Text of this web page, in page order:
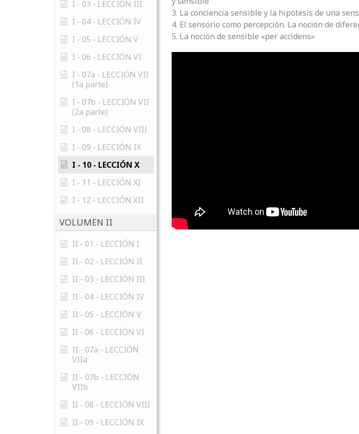
I - 03 - LECCIÓN III
I - 04 - LECCIÓN IV
I - 05 - LECCIÓN V
I - 06 - LECCIÓN VI
I - 07a - LECCIÓN VII
(1a parte)
I - 07b - LECCIÓN VII
(2a parte)
I - 08 - LECCIÓN VIII
I - 09 - LECCIÓN IX
I - 10 - LECCIÓN X
I - 11 - LECCIÓN XI
I - 12 - LECCIÓN XII
VOLUMEN II
II - 01 - LECCIÓN I
II - 02 - LECCIÓN II
II - 03 - LECCIÓN III
II - 04 - LECCIÓN IV
II - 05 - LECCIÓN V
II - 06 - LECCIÓN VI
II - 07a - LECCIÓN
VIIa
II - 07b - LECCIÓN
VIIb
II - 08 - LECCIÓN VIII
II - 09 - LECCIÓN IX
3. La conciencia sensible y la hipótesis de una
4. El sensorio como percepción. La noción de
5. La noción de sensible «per accidens»